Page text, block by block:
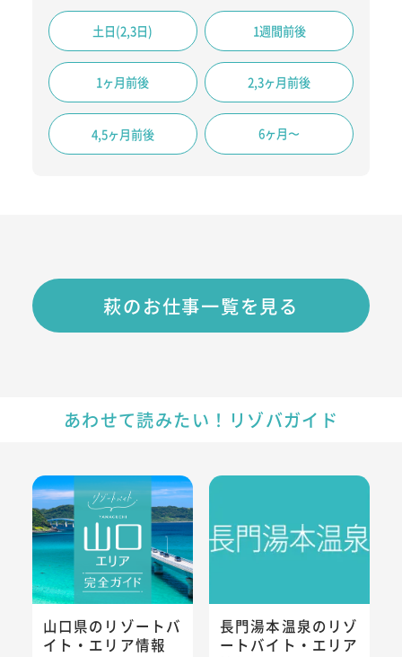
土日(2,3日) 1週間前後
1ヶ月前後 2,3ヶ月前後
4,5ヶ月前後 6ヶ月〜
萩のお仕事一覧を見る
あわせて読みたい！リゾバガイド
山口県のリゾートバイト・エリア情報
山口県のリゾートバ
イト・エリア情報
長門湯本温泉のリゾートバイト
長門湯本温泉のリゾ
ートバイト・エリア